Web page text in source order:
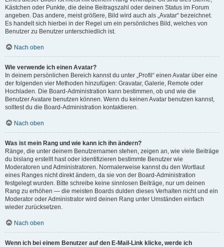
Kästchen oder Punkte, die deine Beitragszahl oder deinen Status im Forum
angeben. Das andere, meist größere, Bild wird auch als „Avatar“ bezeichnet.
Es handelt sich hierbei in der Regel um ein persönliches Bild, welches von
Benutzer zu Benutzer unterschiedlich ist.
Nach oben
Wie verwende ich einen Avatar?
In deinem persönlichen Bereich kannst du unter „Profil“ einen Avatar über eine
der folgenden vier Methoden hinzufügen: Gravatar, Galerie, Remote oder
Hochladen. Die Board-Administration kann bestimmen, ob und wie die
Benutzer Avatare benutzen können. Wenn du keinen Avatar benutzen kannst,
solltest du die Board-Administration kontaktieren.
Nach oben
Was ist mein Rang und wie kann ich ihn ändern?
Ränge, die unter deinem Benutzernamen stehen, zeigen an, wie viele Beiträge
du bislang erstellt hast oder identifizieren bestimmte Benutzer wie
Moderatoren und Administratoren. Normalerweise kannst du den Wortlaut
eines Ranges nicht direkt ändern, da sie von der Board-Administration
festgelegt wurden. Bitte schreibe keine sinnlosen Beiträge, nur um deinen
Rang zu erhöhen — die meisten Boards dulden dieses Verhalten nicht und ein
Moderator oder Administrator wird deinen Rang unter Umständen einfach
wieder zurücksetzen.
Nach oben
Wenn ich bei einem Benutzer auf den E-Mail-Link klicke, werde ich